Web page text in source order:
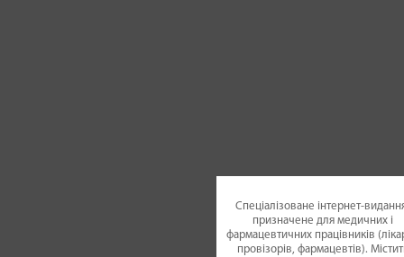
Спеціалізоване інтернет-
призначене для медичних і
фармацевтичних працівників
провізорів, фармацевтів).